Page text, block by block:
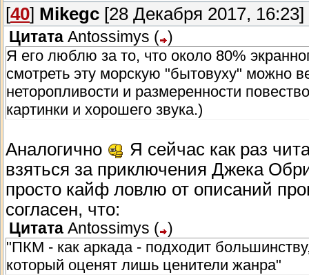
[40] Mikegc [28 Декабря 2017, 16:23]
Цитата Antossimys ( )
Я его люблю за то, что около 80%
смотреть эту морскую "бытовуху" можно
неторопливости и размеренности
картинки и хорошего звука.)
Аналогично
Я сейчас как раз
взяться за приключения Джека
просто кайф ловлю от описаний
согласен, что:
Цитата Antossimys ( )
"ПКМ - как аркада - подходит
который оценят лишь ценители жанра"